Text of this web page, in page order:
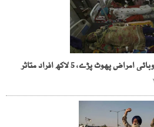
پڑے، 5 لاکھ افراد متاثر